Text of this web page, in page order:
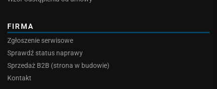
FIRMA
Zgłoszenie serwisowe
Sprawdź status naprawy
Sprzedaż B2B (strona w budowie)
Kontakt